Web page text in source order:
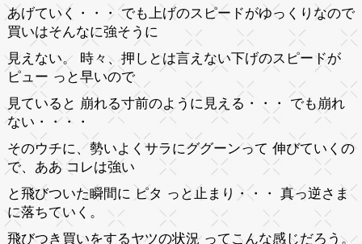
あげていく・・・ でも上げのスピードがゆっくりなので
買いはそんなに強そうに
見えない。 時々、押しとは言えない下げのスピードが
ピュー っと早いので
見ていると 崩れる寸前のように見える・・・ でも崩れ
ない・・・・
そのウチに、勢いよくサラにググーンって 伸びていくの
で、ああ コレは強い
と飛びついた瞬間に ピタ っと止まり・・・ 真っ逆さま
に落ちていく。
飛びつき買いをするヤツの状況 ってこんな感じだろう。